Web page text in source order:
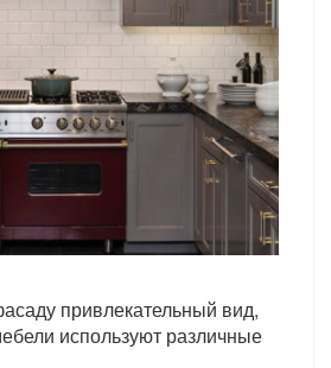
привлекательный вид,
используют различные